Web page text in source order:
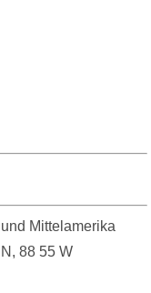
Mittelamerika
88 55 W